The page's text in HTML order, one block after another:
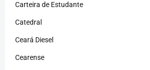
Carteira de Estudante
Catedral
Ceará Diesel
Cearense